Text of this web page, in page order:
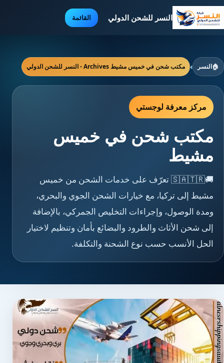
النسر للشحن الدولي القائمة
🏠النسر › مكتب شحن في خميس مشيط Archives - النسر للشحن الدولي
مركز معرفة لوجستي
مكتب شحن في خميس
مشيط
🚚🇸🇦🇹🇷 تعرّف على خدمات الشحن من خميس
مشيط إلى تركيا، مع خيارات الشحن الجوي والبحري،
ومدة الوصول، وإجراءات التخليص الجمركي، بالإضافة
إلى شحن الأثاث والطرود والبضائع بأمان وتنظيم لاختيار
الحل الأنسب حسب نوع الشحنة والتكلفة.